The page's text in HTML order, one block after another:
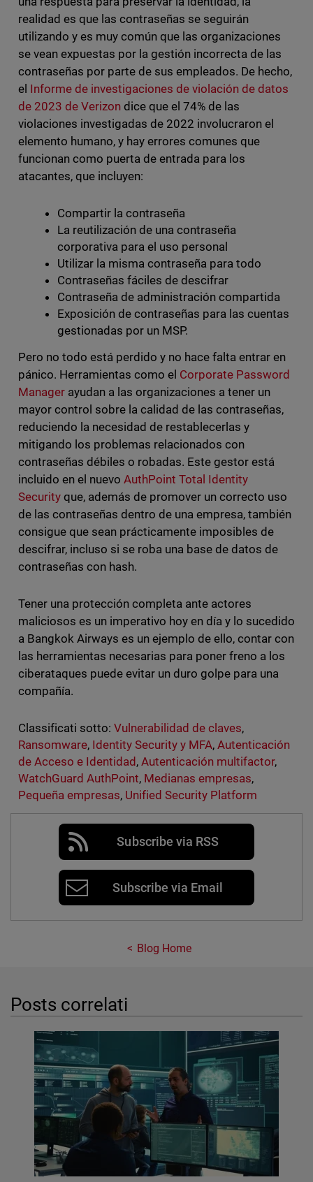
realidad es que las contraseñas se seguirán
utilizando y es muy común que las organizaciones
se vean expuestas por la gestión incorrecta de las
contraseñas por parte de sus empleados. De hecho,
el Informe de investigaciones de violación de datos
de 2023 de Verizondice que el 74% de las
violaciones investigadas de 2022 involucraron el
elemento humano, y hay errores comunes que
funcionan como puerta de entrada para los
atacantes, que incluyen:
Compartir la contraseña
La reutilización de una contraseña
corporativa para el uso personal
Utilizar la misma contraseña para todo
Contraseñas fáciles de descifrar
Contraseña de administración compartida
Exposición de contraseñas para las cuentas
gestionadas por un MSP.
Pero no todo está perdido y no hace falta entrar en
pánico. Herramientas como el Corporate Password
Managerayudan a las organizaciones a tener un
mayor control sobre la calidad de las contraseñas,
reduciendo la necesidad de restablecerlas y
mitigando los problemas relacionados con
contraseñas débiles o robadas. Este gestor está
incluido en el nuevo AuthPoint Total Identity
Securityque, además de promover un correcto uso
de las contraseñas dentro de una empresa, también
consigue que sean prácticamente imposibles de
descifrar, incluso si se roba una base de datos de
contraseñas con hash.
Tener una protección completa ante actores
maliciosos es un imperativo hoy en día y lo sucedido
a Bangkok Airways es un ejemplo de ello, contar con
las herramientas necesarias para poner freno a los
ciberataques puede evitar un duro golpe para una
compañía.
Classificati sotto: Vulnerabilidad de claves,
Ransomware, Identity Security y MFA,Autenticación
de Acceso e Identidad , Autenticación multifactor,
WatchGuard AuthPoint, Medianas empresas,
Pequeña empresas, Unified Security Platform
Subscribe via RSS
Subscribe via Email
Blog Home
Posts correlati